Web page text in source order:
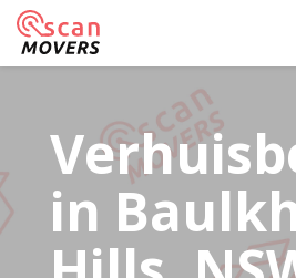
in